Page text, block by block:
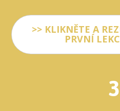
>> KLIKNĚTE A
PRVNÍ
3